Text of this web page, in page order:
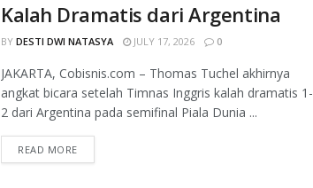
Kalah Dramatis dari Argentina
BY DESTI DWI NATASYA JULY 17, 2026 0
JAKARTA, Cobisnis.com – Thomas Tuchel akhirnya
angkat bicara setelah Timnas Inggris kalah dramatis 1-
2 dari Argentina pada semifinal Piala Dunia ...
READ MORE